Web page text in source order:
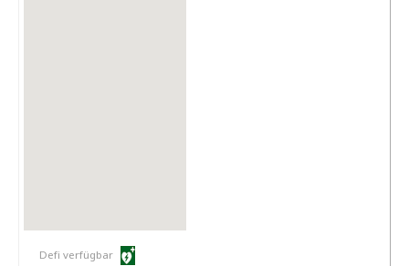
Defi verfügbar